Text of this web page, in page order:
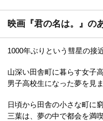
映画『君の名は。』の
1000年ぶりという彗星の接
山深い田舎町に暮らす女子
男子高校生になった夢を見ま
日頃から田舎の小さな町に
三葉は、夢の中で都会を満喫